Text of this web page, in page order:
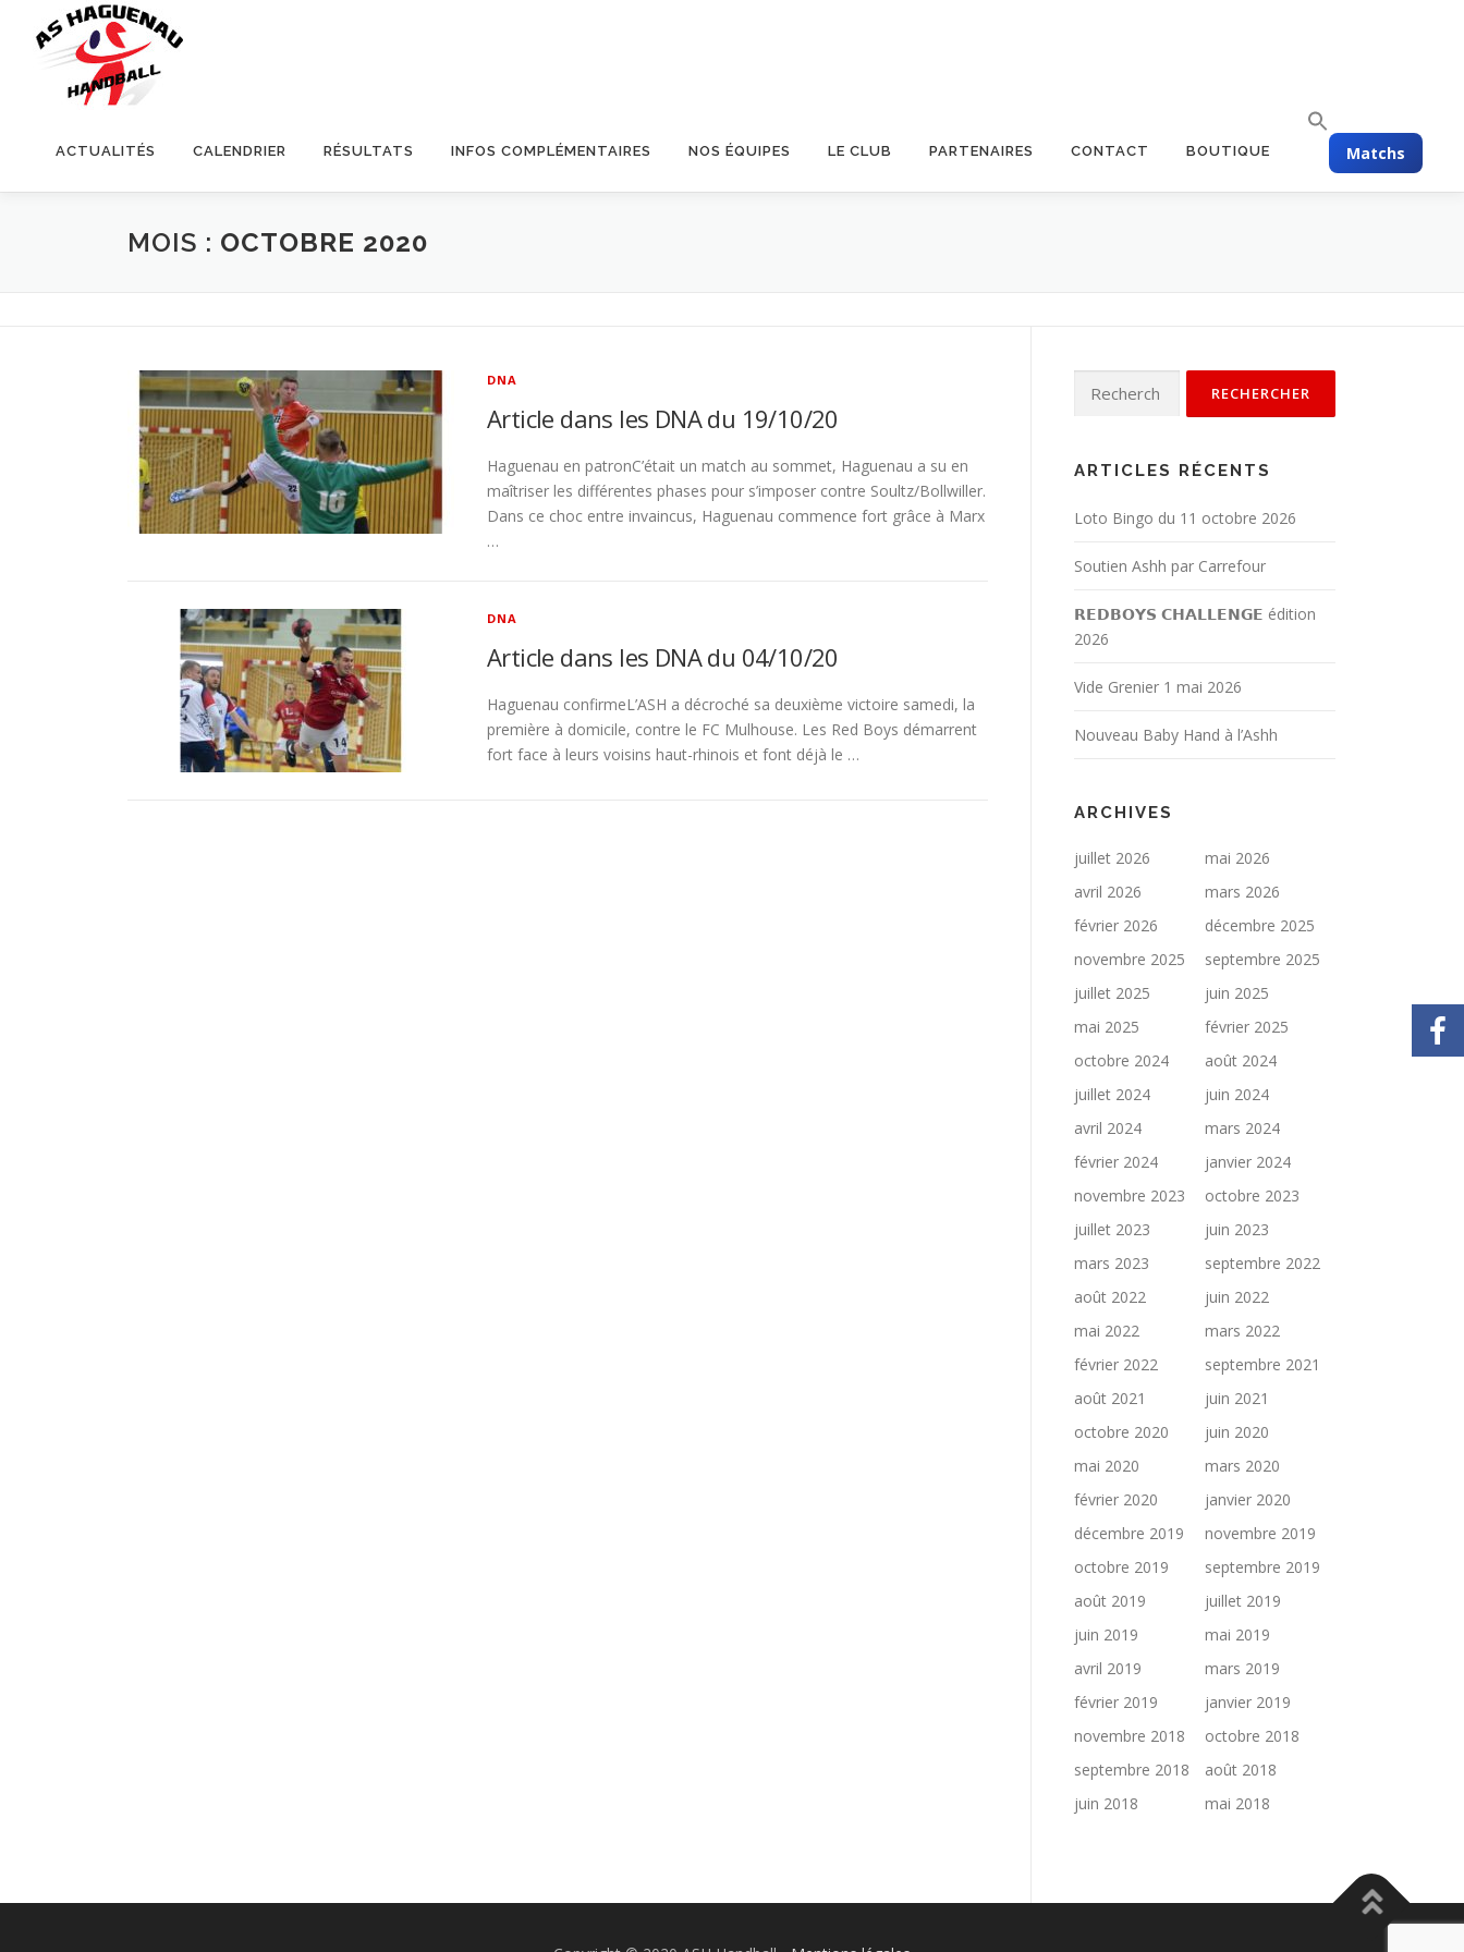
ACTUALITÉS CALENDRIER RÉSULTATS INFOS COMPLÉMENTAIRES NOS ÉQUIPES LE CLUB PARTENAIRES CONTACT BOUTIQUE Matchs
MOIS : OCTOBRE 2020
DNA
Article dans les DNA du 19/10/20
Haguenau en patronC’était un match au sommet, Haguenau a su en
maîtriser les différentes phases pour s’imposer contre Soultz/Bollwiller.
Dans ce choc entre invaincus, Haguenau commence fort grâce à Marx
…
DNA
Article dans les DNA du 04/10/20
Haguenau confirmeL’ASH a décroché sa deuxième victoire samedi, la
première à domicile, contre le FC Mulhouse. Les Red Boys démarrent
fort face à leurs voisins haut-rhinois et font déjà le …
ARTICLES RÉCENTS
Loto Bingo du 11 octobre 2026
Soutien Ashh par Carrefour
𝗥𝗘𝗗𝗕𝗢𝗬𝗦 𝗖𝗛𝗔𝗟𝗟𝗘𝗡𝗚𝗘 édition
2026
Vide Grenier 1 mai 2026
Nouveau Baby Hand à l’Ashh
ARCHIVES
juillet 2026
mai 2026
avril 2026
mars 2026
février 2026
décembre 2025
novembre 2025
septembre 2025
juillet 2025
juin 2025
mai 2025
février 2025
octobre 2024
août 2024
juillet 2024
juin 2024
avril 2024
mars 2024
février 2024
janvier 2024
novembre 2023
octobre 2023
juillet 2023
juin 2023
mars 2023
septembre 2022
août 2022
juin 2022
mai 2022
mars 2022
février 2022
septembre 2021
août 2021
juin 2021
octobre 2020
juin 2020
mai 2020
mars 2020
février 2020
janvier 2020
décembre 2019
novembre 2019
octobre 2019
septembre 2019
août 2019
juillet 2019
juin 2019
mai 2019
avril 2019
mars 2019
février 2019
janvier 2019
novembre 2018
octobre 2018
septembre 2018
août 2018
juin 2018
mai 2018